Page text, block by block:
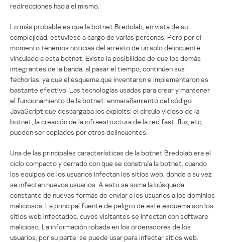
redirecciones hacia el mismo.
Lo más probable es que la botnet Bredolab, en vista de su
complejidad, estuviese a cargo de varias personas. Pero por el
momento tenemos noticias del arresto de un solo delincuente
vinculado a esta botnet. Existe la posibilidad de que los demás
integrantes de la banda, al pasar el tiempo, continúen sus
fechorías, ya que el esquema que inventaron e implementaron es
bastante efectivo. Las tecnologías usadas para crear y mantener
el funcionamiento de la botnet: enmarañamiento del código
JavaScript que descargaba los exploits; el círculo vicioso de la
botnet, la creación de la infraestructura de la red fast-flux, etc, ‑
pueden ser copiados por otros delincuentes.
Una de las principales características de la botnet Bredolab era el
ciclo compacto y cerrado con que se construía la botnet, cuando
los equipos de los usuarios infectan los sitios web, donde a su vez
se infectan nuevos usuarios. A esto se suma la búsqueda
constante de nuevas formas de enviar a los usuarios a los dominios
maliciosos. La principal fuente de peligro de este esquema son los
sitios web infectados, cuyos visitantes se infectan con software
malicioso. La información robada en los ordenadores de los
usuarios, por su parte, se puede usar para infectar sitios web.